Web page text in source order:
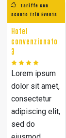
veniam. Lorem
sit amet,
consectetur
adipiscing elit,
sed do
eiusmod
tempor
incididunt ut
labore et
dolore magna
Tariffe con
sconto TriO Events
Hotel
convenzionato
3
Lorem ipsum
dolor sit amet,
consectetur
adipiscing elit,
sed do